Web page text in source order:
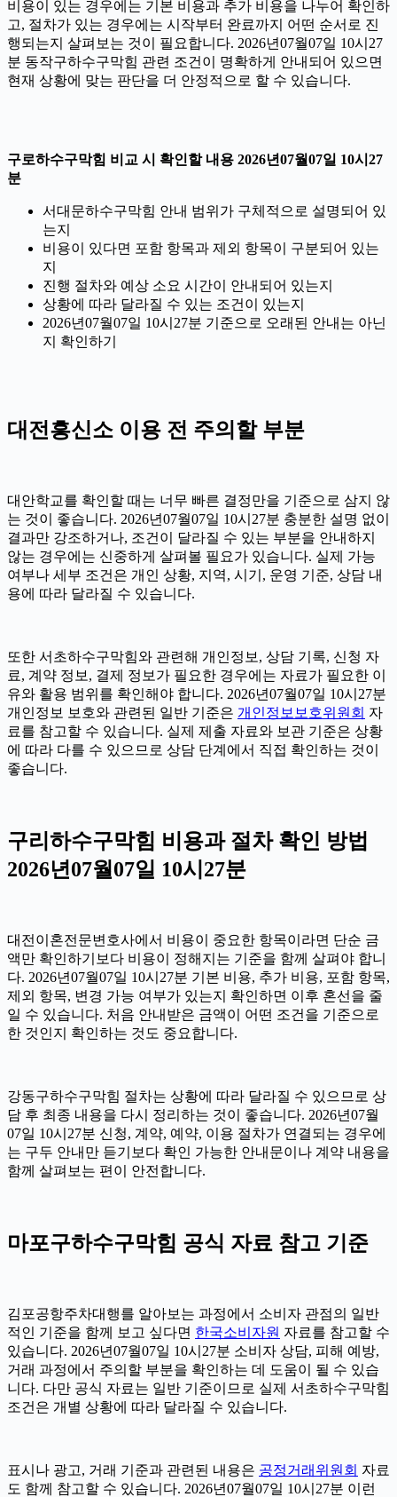
비용이 있는 경우에는 기본 비용과 추가 비용을 나누어 확인하
고, 절차가 있는 경우에는 시작부터 완료까지 어떤 순서로 진
행되는지 살펴보는 것이 필요합니다. 2026년07월07일 10시27
분 동작구하수구막힘 관련 조건이 명확하게 안내되어 있으면
현재 상황에 맞는 판단을 더 안정적으로 할 수 있습니다.
구로하수구막힘 비교 시 확인할 내용 2026년07월07일 10시27
분
서대문하수구막힘 안내 범위가 구체적으로 설명되어 있
는지
비용이 있다면 포함 항목과 제외 항목이 구분되어 있는
지
진행 절차와 예상 소요 시간이 안내되어 있는지
상황에 따라 달라질 수 있는 조건이 있는지
2026년07월07일 10시27분 기준으로 오래된 안내는 아닌
지 확인하기
대전흥신소 이용 전 주의할 부분
대안학교를 확인할 때는 너무 빠른 결정만을 기준으로 삼지 않
는 것이 좋습니다. 2026년07월07일 10시27분 충분한 설명 없이
결과만 강조하거나, 조건이 달라질 수 있는 부분을 안내하지
않는 경우에는 신중하게 살펴볼 필요가 있습니다. 실제 가능
여부나 세부 조건은 개인 상황, 지역, 시기, 운영 기준, 상담 내
용에 따라 달라질 수 있습니다.
또한 서초하수구막힘와 관련해 개인정보, 상담 기록, 신청 자
료, 계약 정보, 결제 정보가 필요한 경우에는 자료가 필요한 이
유와 활용 범위를 확인해야 합니다. 2026년07월07일 10시27분
개인정보 보호와 관련된 일반 기준은 개인정보보호위원회 자
료를 참고할 수 있습니다. 실제 제출 자료와 보관 기준은 상황
에 따라 다를 수 있으므로 상담 단계에서 직접 확인하는 것이
좋습니다.
구리하수구막힘 비용과 절차 확인 방법
2026년07월07일 10시27분
대전이혼전문변호사에서 비용이 중요한 항목이라면 단순 금
액만 확인하기보다 비용이 정해지는 기준을 함께 살펴야 합니
다. 2026년07월07일 10시27분 기본 비용, 추가 비용, 포함 항목,
제외 항목, 변경 가능 여부가 있는지 확인하면 이후 혼선을 줄
일 수 있습니다. 처음 안내받은 금액이 어떤 조건을 기준으로
한 것인지 확인하는 것도 중요합니다.
강동구하수구막힘 절차는 상황에 따라 달라질 수 있으므로 상
담 후 최종 내용을 다시 정리하는 것이 좋습니다. 2026년07월
07일 10시27분 신청, 계약, 예약, 이용 절차가 연결되는 경우에
는 구두 안내만 듣기보다 확인 가능한 안내문이나 계약 내용을
함께 살펴보는 편이 안전합니다.
마포구하수구막힘 공식 자료 참고 기준
김포공항주차대행를 알아보는 과정에서 소비자 관점의 일반
적인 기준을 함께 보고 싶다면 한국소비자원 자료를 참고할 수
있습니다. 2026년07월07일 10시27분 소비자 상담, 피해 예방,
거래 과정에서 주의할 부분을 확인하는 데 도움이 될 수 있습
니다. 다만 공식 자료는 일반 기준이므로 실제 서초하수구막힘
조건은 개별 상황에 따라 달라질 수 있습니다.
표시나 광고, 거래 기준과 관련된 내용은 공정거래위원회 자료
도 함께 참고할 수 있습니다. 2026년07월07일 10시27분 이런